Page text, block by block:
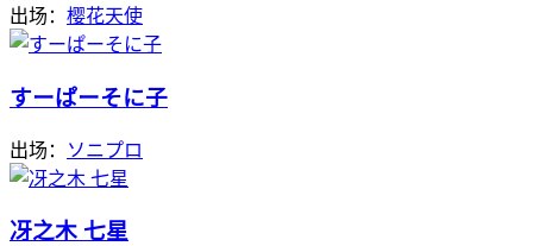
出场： 樱花天使
すーぱーそに子
出场： ソニプロ
冴之木 七星